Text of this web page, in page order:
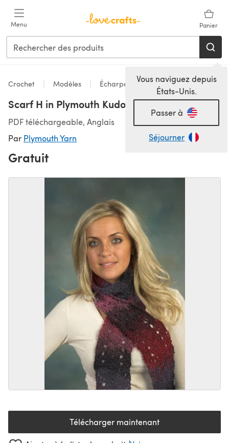
Menu Panier
Vous naviguez depuis
États-Unis.
Passer à
Séjourner
Crochet Modèles Écharpes & Châles
Scarf H in Plymouth Kudo - F400
PDF téléchargeable, Anglais
Par Plymouth Yarn
Gratuit
Télécharger maintenant(s'ouvre dans un nouvel